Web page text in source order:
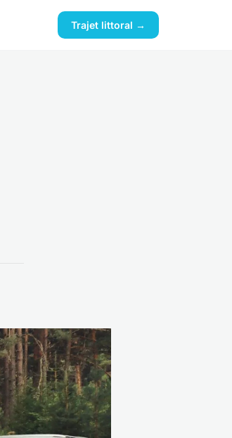
Trajet littoral →